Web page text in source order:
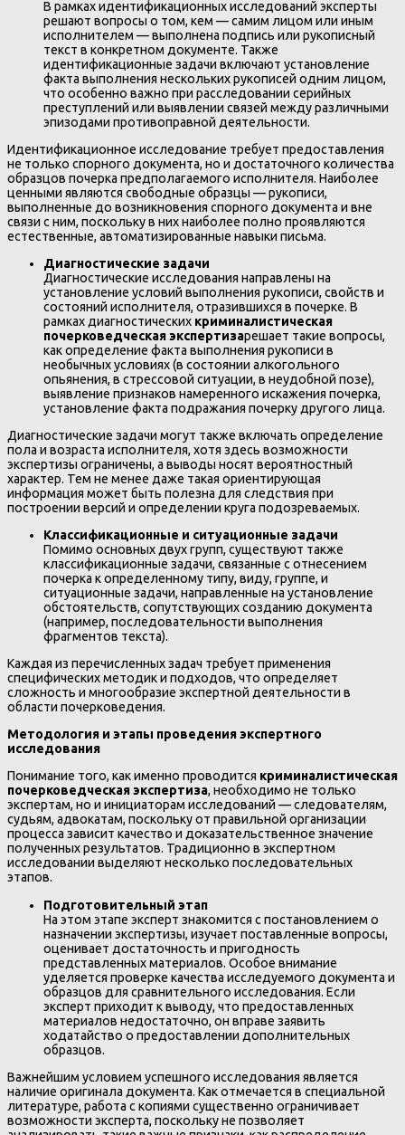
В рамках идентификационных исследований эксперты
решают вопросы о том, кем — самим лицом или иным
исполнителем — выполнена подпись или рукописный
текст в конкретном документе. Также
идентификационные задачи включают установление
факта выполнения нескольких рукописей одним лицом,
что особенно важно при расследовании серийных
преступлений или выявлении связей между различными
эпизодами противоправной деятельности.
Идентификационное исследование требует предоставления
не только спорного документа, но и достаточного количества
образцов почерка предполагаемого исполнителя. Наиболее
ценными являются свободные образцы — рукописи,
выполненные до возникновения спорного документа и вне
связи с ним, поскольку в них наиболее полно проявляются
естественные, автоматизированные навыки письма.
Диагностические задачи
Диагностические исследования направлены на
установление условий выполнения рукописи, свойств и
состояний исполнителя, отразившихся в почерке. В
рамках диагностических криминалистическая
почерковедческая экспертизарешает такие вопросы,
как определение факта выполнения рукописи в
необычных условиях (в состоянии алкогольного
опьянения, в стрессовой ситуации, в неудобной позе),
выявление признаков намеренного искажения почерка,
установление факта подражания почерку другого лица.
Диагностические задачи могут также включать определение
пола и возраста исполнителя, хотя здесь возможности
экспертизы ограничены, а выводы носят вероятностный
характер. Тем не менее даже такая ориентирующая
информация может быть полезна для следствия при
построении версий и определении круга подозреваемых.
Классификационные и ситуационные задачи
Помимо основных двух групп, существуют также
классификационные задачи, связанные с отнесением
почерка к определенному типу, виду, группе, и
ситуационные задачи, направленные на установление
обстоятельств, сопутствующих созданию документа
(например, последовательности выполнения
фрагментов текста).
Каждая из перечисленных задач требует применения
специфических методик и подходов, что определяет
сложность и многообразие экспертной деятельности в
области почерковедения.
Методология и этапы проведения экспертного
исследования
Понимание того, как именно проводится криминалистическая
почерковедческая экспертиза, необходимо не только
экспертам, но и инициаторам исследований — следователям,
судьям, адвокатам, поскольку от правильной организации
процесса зависит качество и доказательственное значение
полученных результатов. Традиционно в экспертном
исследовании выделяют несколько последовательных
этапов.
Подготовительный этап
На этом этапе эксперт знакомится с постановлением о
назначении экспертизы, изучает поставленные вопросы,
оценивает достаточность и пригодность
представленных материалов. Особое внимание
уделяется проверке качества исследуемого документа и
образцов для сравнительного исследования. Если
эксперт приходит к выводу, что предоставленных
материалов недостаточно, он вправе заявить
ходатайство о предоставлении дополнительных
образцов.
Важнейшим условием успешного исследования является
наличие оригинала документа. Как отмечается в специальной
литературе, работа с копиями существенно ограничивает
возможности эксперта, поскольку не позволяет